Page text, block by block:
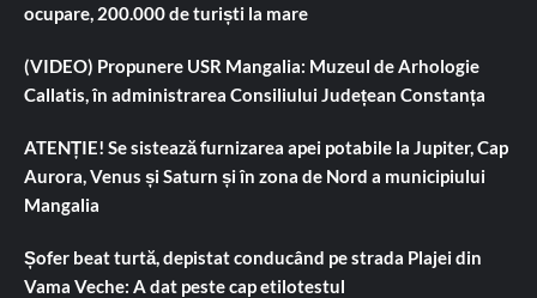
ocupare, 200.000 de turiști la mare
(VIDEO) Propunere USR Mangalia: Muzeul de Arhologie
Callatis, în administrarea Consiliului Județean Constanța
ATENȚIE! Se sistează furnizarea apei potabile la Jupiter, Cap
Aurora, Venus și Saturn și în zona de Nord a municipiului
Mangalia
Șofer beat turtă, depistat conducând pe strada Plajei din
Vama Veche: A dat peste cap etilotestul